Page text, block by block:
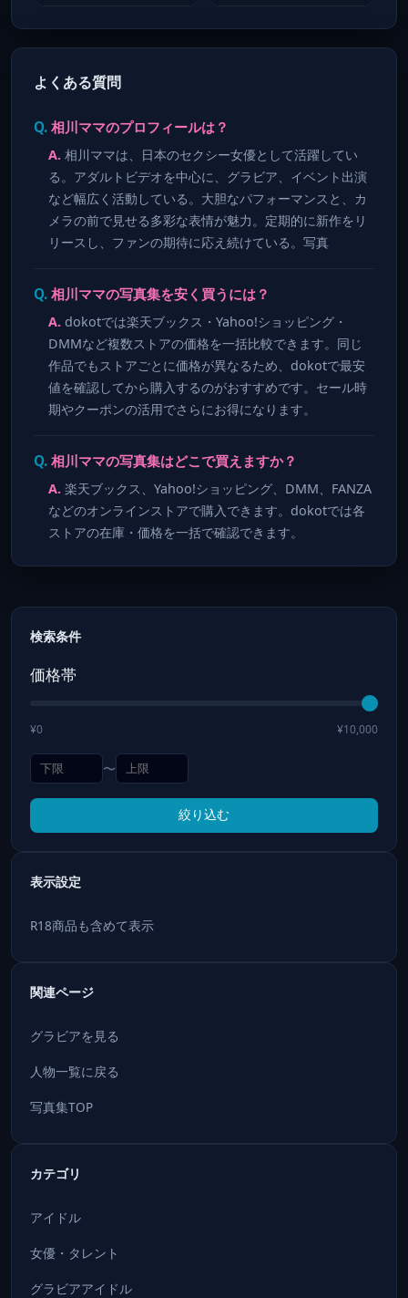
検索条件
価格帯
¥0 ¥10,000
〜
絞り込む
表示設定
R18商品も含めて表示
関連ページ
グラビアを見る
人物一覧に戻る
写真集TOP
カテゴリ
アイドル
女優・タレント
グラビアアイドル
よくある質問
相川ママのプロフィールは？
相川ママは、日本のセクシー女優として活躍してい
る。アダルトビデオを中心に、グラビア、イベント出演
など幅広く活動している。大胆なパフォーマンスと、カ
メラの前で見せる多彩な表情が魅力。定期的に新作をリ
リースし、ファンの期待に応え続けている。写真
相川ママの写真集を安く買うには？
dokotでは楽天ブックス・Yahoo!ショッピング・
DMMなど複数ストアの価格を一括比較できます。同じ
作品でもストアごとに価格が異なるため、dokotで最安
値を確認してから購入するのがおすすめです。セール時
期やクーポンの活用でさらにお得になります。
相川ママの写真集はどこで買えますか？
楽天ブックス、Yahoo!ショッピング、DMM、FANZA
などのオンラインストアで購入できます。dokotでは各
ストアの在庫・価格を一括で確認できます。